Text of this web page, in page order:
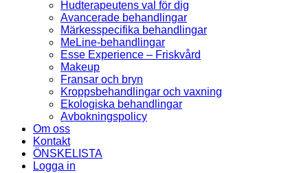
Hudterapeutens val för dig
Avancerade behandlingar
Märkesspecifika behandlingar
MeLine-behandlingar
Esse Experience – Friskvård
Makeup
Fransar och bryn
Kroppsbehandlingar och vaxning
Ekologiska behandlingar
Avbokningspolicy
Om oss
Kontakt
ÖNSKELISTA
Logga in